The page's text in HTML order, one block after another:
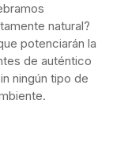
natural?
potenciarán la
de auténtico
ningún tipo de